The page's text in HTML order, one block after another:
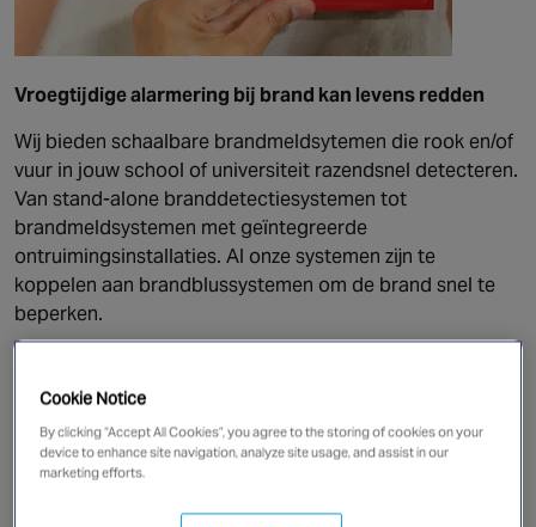
Vroegtijdige alarmering bij brand kan levens redden
Wij bieden schaalbare brandmeldsytemen die rook en/of
vuur in jouw school of universiteit razendsnel detecteren.
Van stand-alone branddetectiesystemen tot
brandmeldsystemen met geïntegreerde
ontruimingsinstallaties. Al onze systemen zijn te
koppelen aan brandblussystemen om de brand snel te
beperken.
Bekijk brandmeldinstallaties
Cookie Notice
By clicking “Accept All Cookies”, you agree to the storing of cookies on your
device to enhance site navigation, analyze site usage, and assist in our
marketing efforts.